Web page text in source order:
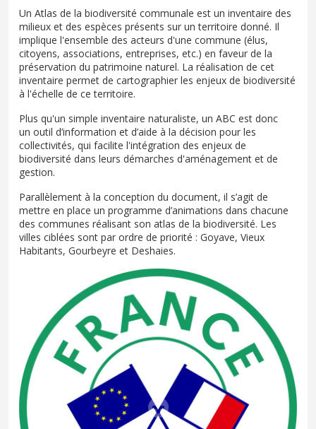
Un Atlas de la biodiversité communale est un inventaire des
milieux et des espèces présents sur un territoire donné. Il
implique l'ensemble des acteurs d'une commune (élus,
citoyens, associations, entreprises, etc.) en faveur de la
préservation du patrimoine naturel. La réalisation de cet
inventaire permet de cartographier les enjeux de biodiversité
à l'échelle de ce territoire.
Plus qu'un simple inventaire naturaliste, un ABC est donc
un outil d’information et d’aide à la décision pour les
collectivités, qui facilite l'intégration des enjeux de
biodiversité dans leurs démarches d'aménagement et de
gestion.
Parallèlement à la conception du document, il s’agit de
mettre en place un programme d’animations dans chacune
des communes réalisant son atlas de la biodiversité. Les
villes ciblées sont par ordre de priorité : Goyave, Vieux
Habitants, Gourbeyre et Deshaies.